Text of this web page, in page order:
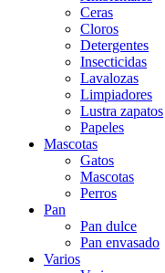
Ceras
Cloros
Detergentes
Insecticidas
Lavalozas
Limpiadores
Lustra zapatos
Papeles
Mascotas
Gatos
Mascotas
Perros
Pan
Pan dulce
Pan envasado
Varios